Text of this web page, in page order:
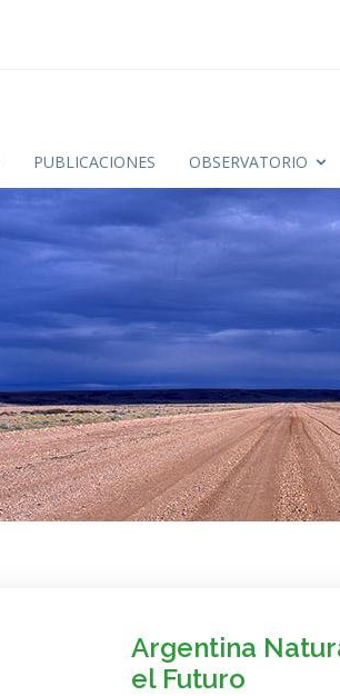
PUBLICACIONES OBSERVATORIO
Argentina
el Futuro